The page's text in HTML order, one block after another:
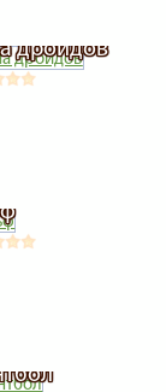
дроидов